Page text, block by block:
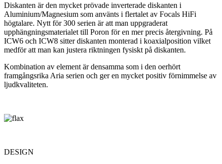
Diskanten är den mycket prövade inverterade diskanten i
Aluminium/Magnesium som använts i flertalet av Focals HiFi
högtalare. Nytt för 300 serien är att man uppgraderat
upphängningsmaterialet till Poron för en mer precis återgivning. På
ICW6 och ICW8 sitter diskanten monterad i koaxialposition vilket
medför att man kan justera riktningen fysiskt på diskanten.
Kombination av element är densamma som i den oerhört
framgångsrika Aria serien och ger en mycket positiv förnimmelse av
ljudkvaliteten.
DESIGN